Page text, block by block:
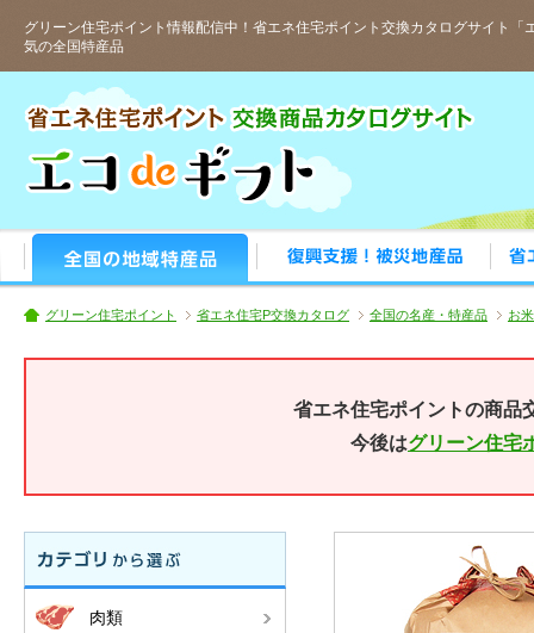
グリーン住宅ポイント情報配信中！省エネ住宅ポイント交換カタログサイト「
気の全国特産品
グリーン住宅ポイント 省エネ住宅P交換カタログ 全国の名産・特産品 お米
省エネ住宅ポイントの商品
今後はグリーン住宅
肉類